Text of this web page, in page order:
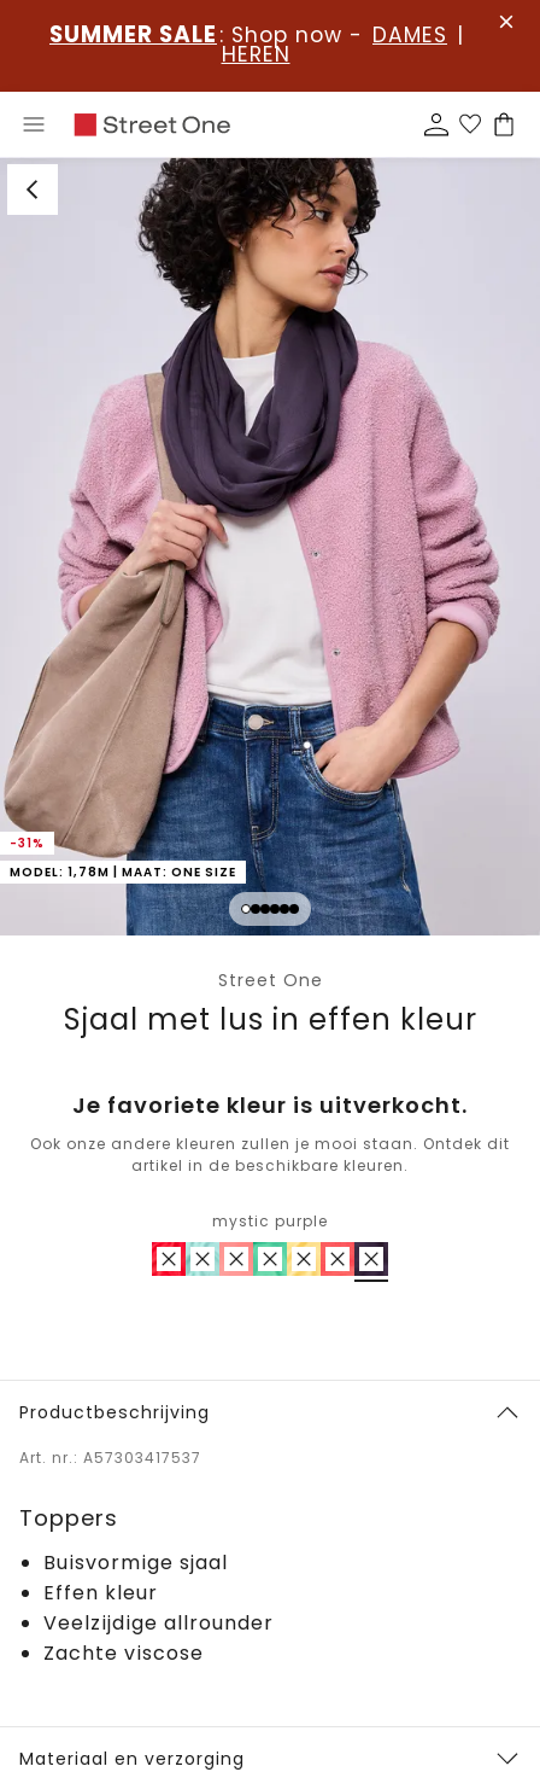
SUMMER SALE : Shop now - DAMES |
HEREN
-31%
MODEL: 1,78M | MAAT: ONE SIZE
Street One
Sjaal met lus in effen kleur
Je favoriete kleur is uitverkocht.
Ook onze andere kleuren zullen je mooi staan. Ontdek dit
artikel in de beschikbare kleuren.
mystic purple
Productbeschrijving
Art. nr.: A57303417537
Toppers
Buisvormige sjaal
Effen kleur
Veelzijdige allrounder
Zachte viscose
Materiaal en verzorging